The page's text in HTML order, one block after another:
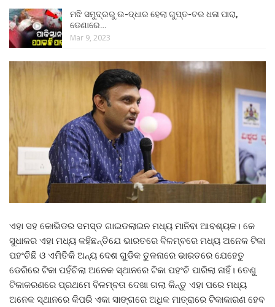
ମଝି ସମୁଦ୍ରରୁ ଉ-ଦ୍ଧାର ହେଲା ଗୁପ୍ତ-ଚର ଧଳା ପାରା,
ଡେଣାରେ…
Mar 9, 2023
ଏହା ସହ କୋଭିଡର ସମସ୍ତ ଗାଇଡଲାଇନ ମଧ୍ୟ ମାନିବା ଆବଶ୍ୟକ। କେ
ସୁଧାକର ଏହା ମଧ୍ୟ କହିଛନ୍ତିଯେ ଭାରତରେ ବିଳମ୍ବରେ ମଧ୍ୟ ଅନେକ ଟିକା
ପହଂଚିଛି ଓ ଏମିତିକି ଅନ୍ୟ ଦେଶ ଗୁଡିକ ତୁଳନାରେ ଭାରତରେ ଯେହେତୁ
ଡେରିରେ ଟିକା ପହଁଚିଲା ଅନେକ ସ୍ଥାନରେ ଟିକା ପହଂଚି ପାରିଲା ନାହିଁ। ତେଣୁ
ଟିକାକରଣରେ ପ୍ରଥମେ ବିଳମ୍ବତା ଦେଖା ଗଲା କିନ୍ତୁ ଏହା ପରେ ମଧ୍ୟ
ଅନେକ ସ୍ଥାନରେ କିପରି ଏକା ସାଙ୍ଗରେ ଅଧିକ ମାତ୍ରାରେ ଟିକାକାରଣ ହେବ